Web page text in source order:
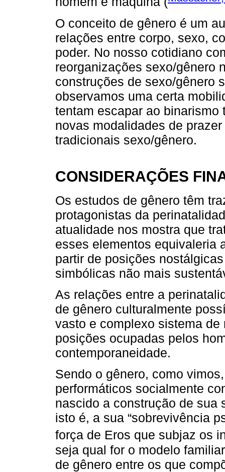
O conceito de gênero é um
relações entre corpo, sexo,
poder. No nosso cotidiano
reorganizações sexo/gênero
construções de sexo/gênero
observamos uma certa
tentam escapar ao
novas modalidades de
tradicionais sexo/gênero.
CONSIDERAÇÕES
Os estudos de gênero têm
protagonistas da
atualidade nos mostra que
esses elementos equivaleria
partir de posições
simbólicas não mais
As relações entre a
de gênero culturalmente
vasto e complexo sistema
posições ocupadas pelos
contemporaneidade.
Sendo o gênero, como
performáticos socialmente
nascido a construção de sua
isto é, a sua “sobrevivência
força de Eros que subjaz os
seja qual for o modelo
de gênero entre os que